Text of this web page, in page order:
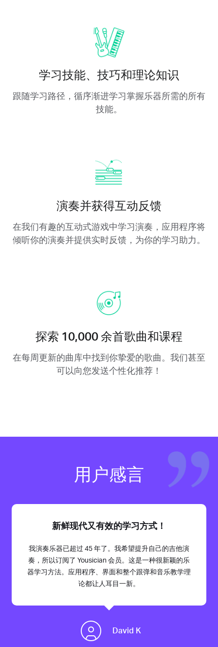
学习技能、技巧和理论知识
跟随学习路径，循序渐进学习掌握乐器所需的所有
技能。
演奏并获得互动反馈
在我们有趣的互动式游戏中学习演奏，应用程序将
倾听你的演奏并提供实时反馈，为你的学习助力。
探索 10,000 余首歌曲和课程
在每周更新的曲库中找到你挚爱的歌曲。我们甚至
可以向您发送个性化推荐！
用户感言
新鲜现代又有效的学习方式！
我演奏乐器已超过 45 年了。我希望提升自己的吉他演
奏，所以订阅了 Yousician 会员。这是一种很新颖的乐
器学习方法。应用程序、界面和整个跟弹和音乐教学理
论都让人耳目一新。
David K